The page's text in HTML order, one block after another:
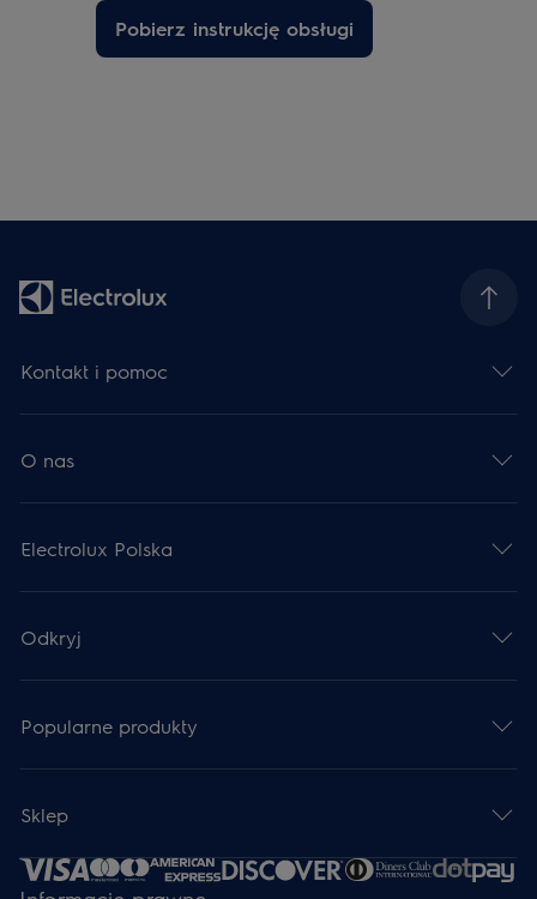
Pobierz instrukcję obsługi
Kontakt i pomoc
O nas
Electrolux Polska
Odkryj
Popularne produkty
Sklep